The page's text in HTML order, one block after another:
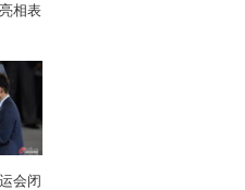
相表
会闭